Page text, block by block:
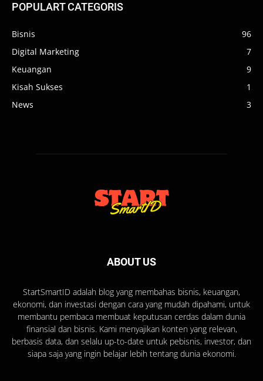
POPULART CATEGORIS
Bisnis
96
Digital Marketing
7
Keuangan
9
Kisah Sukses
1
News
3
ABOUT US
StartSmartID adalah blog yang membahas bisnis, keuangan,
ekonomi, dan investasi dengan cara yang mudah dipahami, untuk
membantu pembaca membuat keputusan cerdas dalam dunia
finansial dan bisnis. Kami menyajikan konten yang relevan,
berbasis data, dan selalu up-to-date untuk pebisnis, investor, dan
siapa saja yang ingin belajar lebih tentang dunia ekonomi.